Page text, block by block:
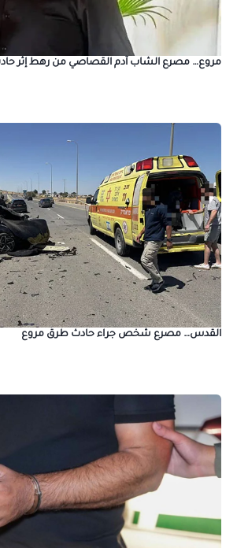
مروع… مصرع الشاب آدم القصاصي من رهط إثر حادث
القدس… مصرع شخص جراء حادث طرق مروع